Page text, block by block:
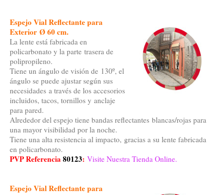
Espejo Vial Reflectante para
Exterior Ø 60 cm.
La lente está fabricada en
policarbonato y la parte trasera de
polipropileno.
Tiene un ángulo de visión de 130º, el
ángulo se puede ajustar según sus
necesidades a través de los accesorios
incluidos, tacos, tornillos y anclaje
para pared.
Alrededor del espejo tiene bandas reflectantes blancas/rojas para
una mayor visibilidad por la noche.
Tiene una alta resistencia al impacto, gracias a su lente fabricada
en policarbonato.
PVP Referencia80123: Visite Nuestra Tienda Online.
Espejo Vial Reflectante para